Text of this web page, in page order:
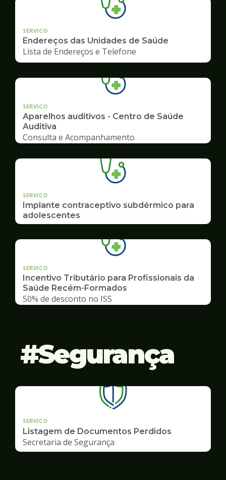
SERVICO
Endereços das Unidades de Saúde
Lista de Endereços e Telefone
SERVICO
Aparelhos auditivos - Centro de Saúde
Auditiva
Consulta e Acompanhamento
SERVICO
Implante contraceptivo subdérmico para
adolescentes
SERVICO
Incentivo Tributário para Profissionais da
Saúde Recém-Formados
50% de desconto no ISS
Segurança
SERVICO
Listagem de Documentos Perdidos
Secretaria de Segurança